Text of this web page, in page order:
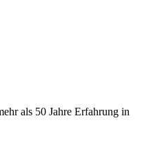
als 50 Jahre Erfahrung in